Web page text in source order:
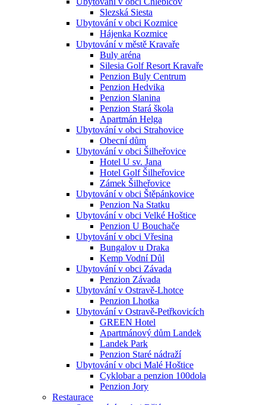
Slezská Siesta
Ubytování v obci Kozmice
Hájenka Kozmice
Ubytování v městě Kravaře
Buly aréna
Silesia Golf Resort Kravaře
Penzion Buly Centrum
Penzion Hedvika
Penzion Slanina
Penzion Stará škola
Apartmán Helga
Ubytování v obci Strahovice
Obecní dům
Ubytování v obci Šilheřovice
Hotel U sv. Jana
Hotel Golf Šilheřovice
Zámek Šilheřovice
Ubytování v obci Štěpánkovice
Penzion Na Statku
Ubytování v obci Velké Hoštice
Penzion U Bouchače
Ubytování v obci Vřesina
Bungalov u Draka
Kemp Vodní Důl
Ubytování v obci Závada
Penzion Závada
Ubytování v Ostravě-Lhotce
Penzion Lhotka
Ubytování v Ostravě-Petřkovicích
GREEN Hotel
Apartmánový dům Landek
Landek Park
Penzion Staré nádraží
Ubytování v obci Malé Hoštice
Cyklobar a penzion 100dola
Penzion Jory
Restaurace